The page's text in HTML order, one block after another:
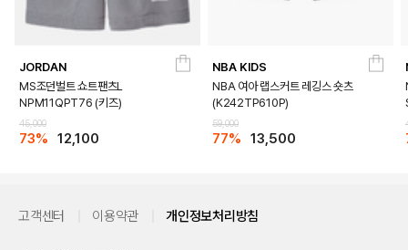
JORDAN
MS조던벌트 쇼트팬츠L
NPM11QPT76 (키즈)
45,000
73% 12,100
NBA KIDS
NBA 여아 랩스커트 레깅스 숏츠
(K242TP610P)
59,000
77% 13,500
고객센터 이용약관 개인정보처리방침